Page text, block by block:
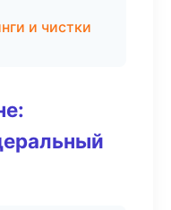
и чистки